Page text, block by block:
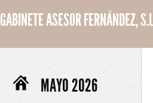
GABINETE ASESOR FERNÁNDEZ,
MAYO 2026